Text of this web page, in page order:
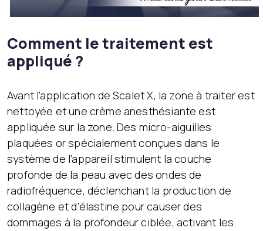
Comment le traitement est
appliqué ?
Avant l’application de Scalet X, la zone à traiter est
nettoyée et une crème anesthésiante est
appliquée sur la zone. Des micro-aiguilles
plaquées or spécialement conçues dans le
système de l’appareil stimulent la couche
profonde de la peau avec des ondes de
radiofréquence, déclenchant la production de
collagène et d’élastine pour causer des
dommages à la profondeur ciblée, activant les